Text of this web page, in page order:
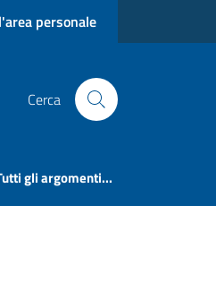
personale
Cerca
gli argomenti...